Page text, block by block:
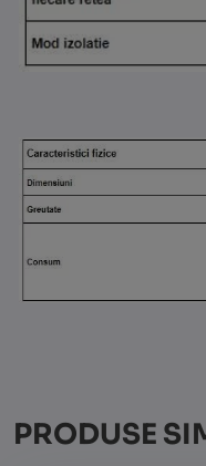
PRODUSE